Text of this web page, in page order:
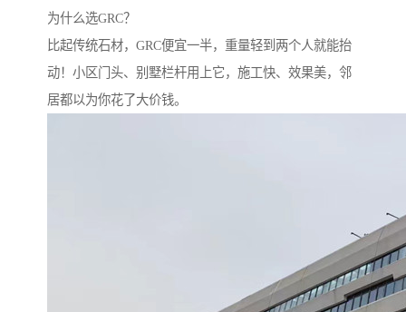
为什么选GRC？‌
比起传统石材，GRC便宜一半，重量轻到两个人就能抬
动！小区门头、别墅栏杆用上它，施工快、效果美，邻
居都以为你花了大价钱。